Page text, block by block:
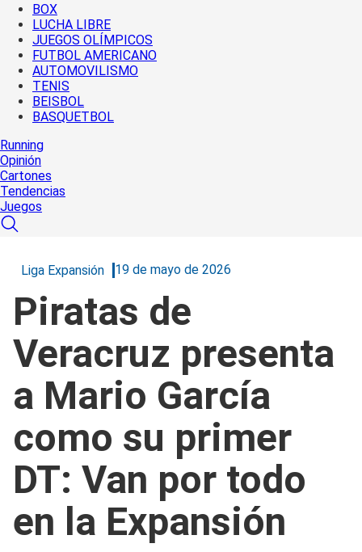
BOX
LUCHA LIBRE
JUEGOS OLÍMPICOS
FUTBOL AMERICANO
AUTOMOVILISMO
TENIS
BEISBOL
BASQUETBOL
Running
Opinión
Cartones
Tendencias
Juegos
Liga Expansión 19 de mayo de 2026
Piratas de
Veracruz presenta
a Mario García
como su primer
DT: Van por todo
en la Expansión